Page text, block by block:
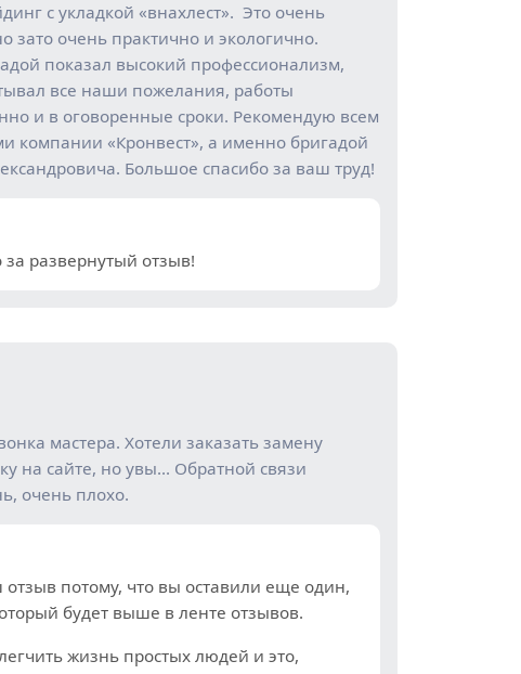
с укладкой «внахлест». Это очень
зато очень практично и экологично.
показал высокий профессионализм,
все наши пожелания, работы
и в оговоренные сроки. Рекомендую всем
компании «Кронвест», а именно бригадой
Большое спасибо за ваш труд!
развернутый отзыв!
мастера. Хотели заказать замену
на сайте, но увы… Обратной связи
очень плохо.
потому, что вы оставили еще один,
будет выше в ленте отзывов.
жизнь простых людей и это,